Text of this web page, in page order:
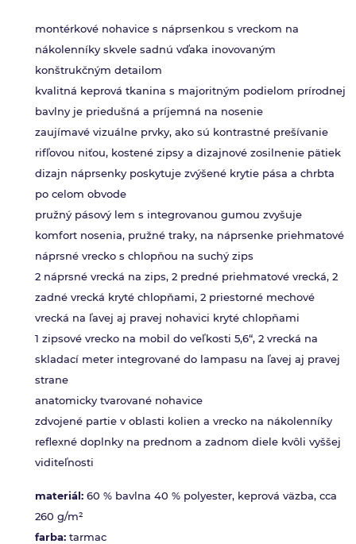
montérkové nohavice s náprsenkou s vreckom na
nákolenníky skvele sadnú vďaka inovovaným
konštrukčným detailom
kvalitná keprová tkanina s majoritným podielom prírodnej
bavlny je priedušná a príjemná na nosenie
zaujímavé vizuálne prvky, ako sú kontrastné prešívanie
rifľovou niťou, kostené zipsy a dizajnové zosilnenie pätiek
dizajn náprsenky poskytuje zvýšené krytie pása a chrbta
po celom obvode
pružný pásový lem s integrovanou gumou zvyšuje
komfort nosenia, pružné traky, na náprsenke priehmatové
náprsné vrecko s chlopňou na suchý zips
2 náprsné vrecká na zips, 2 predné priehmatové vrecká, 2
zadné vrecká kryté chlopňami, 2 priestorné mechové
vrecká na ľavej aj pravej nohavici kryté chlopňami
1 zipsové vrecko na mobil do veľkosti 5,6“, 2 vrecká na
skladací meter integrované do lampasu na ľavej aj pravej
strane
anatomicky tvarované nohavice
zdvojené partie v oblasti kolien a vrecko na nákolenníky
reflexné doplnky na prednom a zadnom diele kvôli vyššej
viditeľnosti
materiál: 60 % bavlna 40 % polyester, keprová väzba, cca
260 g/m²
farba: tarmac